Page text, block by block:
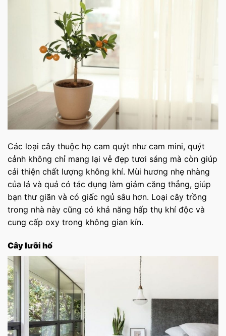
Các loại cây thuộc họ cam quýt như cam mini, quýt
cảnh không chỉ mang lại vẻ đẹp tươi sáng mà còn giúp
cải thiện chất lượng không khí. Mùi hương nhẹ nhàng
của lá và quả có tác dụng làm giảm căng thẳng, giúp
bạn thư giãn và có giấc ngủ sâu hơn. Loại cây trồng
trong nhà này cũng có khả năng hấp thụ khí độc và
cung cấp oxy trong không gian kín.
Cây lưỡi hổ